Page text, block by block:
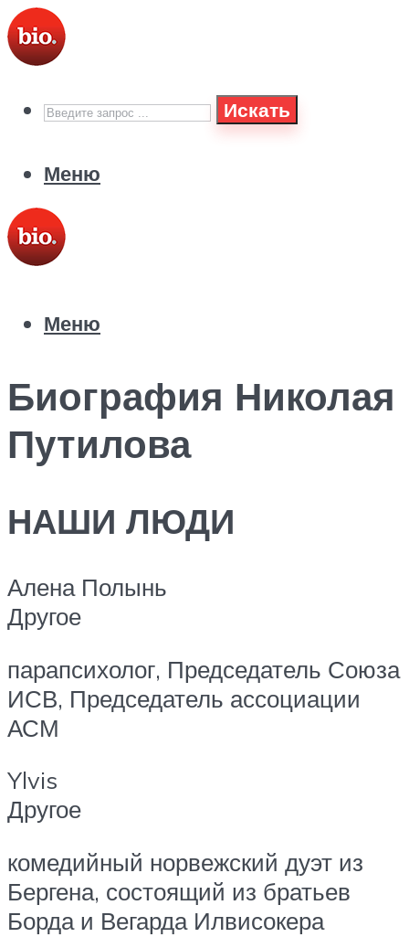
Искать
Меню
Меню
Биография Николая
Путилова
НАШИ ЛЮДИ
Алена Полынь
Другое
парапсихолог, Председатель Союза
ИСВ, Председатель ассоциации
АСМ
Ylvis
Другое
комедийный норвежский дуэт из
Бергена, состоящий из братьев
Борда и Вегарда Илвисокера